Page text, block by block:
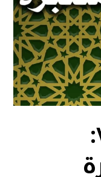
٣٩٩ – مفهوم ٣: